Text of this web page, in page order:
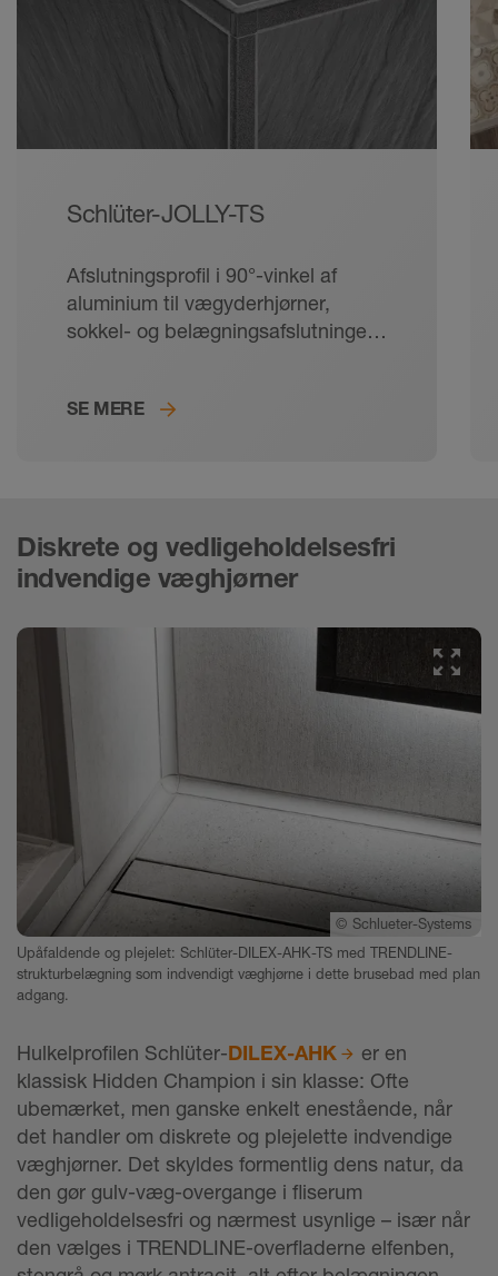
Schlüter-JOLLY-TS
Afslutningsprofil i 90°-vinkel af
aluminium til vægyderhjørner,
sokkel- og belægningsafslutninger.
SE MERE
Diskrete og vedligeholdelsesfri
indvendige væghjørner
© Schlueter-Systems
Upåfaldende og plejelet: Schlüter-DILEX-AHK-TS med TRENDLINE-
strukturbelægning som indvendigt væghjørne i dette brusebad med plan
adgang.
Hulkelprofilen Schlüter-DILEX-AHK
er en
klassisk Hidden Champion i sin klasse: Ofte
ubemærket, men ganske enkelt enestående, når
det handler om diskrete og plejelette indvendige
væghjørner. Det skyldes formentlig dens natur, da
den gør gulv-væg-overgange i fliserum
vedligeholdelsesfri og nærmest usynlige – især når
den vælges i TRENDLINE-overfladerne elfenben,